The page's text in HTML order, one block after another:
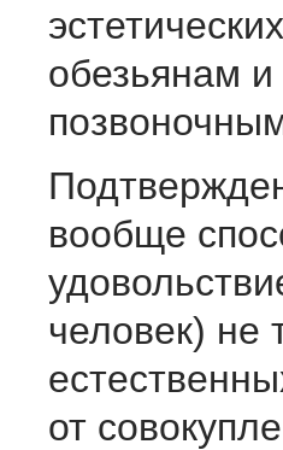
обезьянам
вообще
человек) не
от